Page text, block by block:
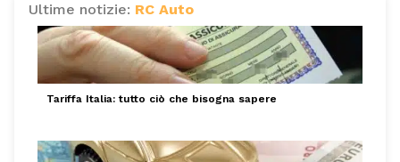
Ultime notizie: RC Auto
Tariffa Italia: tutto ciò che bisogna sapere